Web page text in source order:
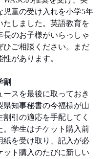
児童の受け入れを小学5年
たしました。英語教育を
長のお子様がいらっしゃ
ひご相談ください。まだ
があります。
割
ースを最後に取っておき
県知事秘書の今福様が山
割引の適応を手配してく
。学生はチケット購入前
紙を受け取り、記入が必
ット購入のたびに新しい